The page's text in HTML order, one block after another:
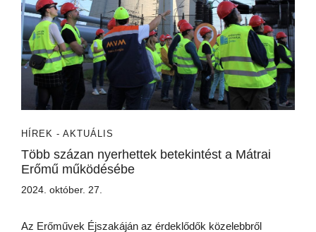
HÍREK - AKTUÁLIS
Több százan nyerhettek betekintést a Mátrai
Erőmű működésébe
2024. október. 27.
Az Erőművek Éjszakáján az érdeklődők közelebbről